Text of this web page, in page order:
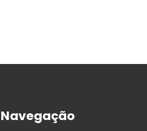
Navegação